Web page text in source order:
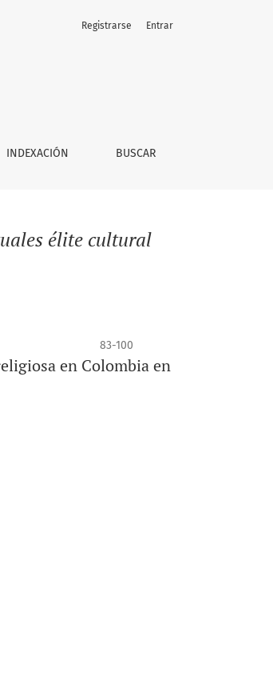
INDEXACIÓN BUSCAR
Registrarse Entrar
élite cultural
83-100
en Colombia en